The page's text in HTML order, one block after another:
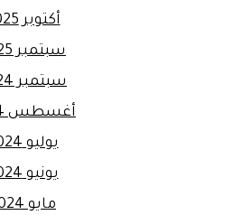
أكتوبر 2025
سبتمبر 2025
سبتمبر 2024
أغسطس 2024
يوليو 2024
يونيو 2024
مايو 2024